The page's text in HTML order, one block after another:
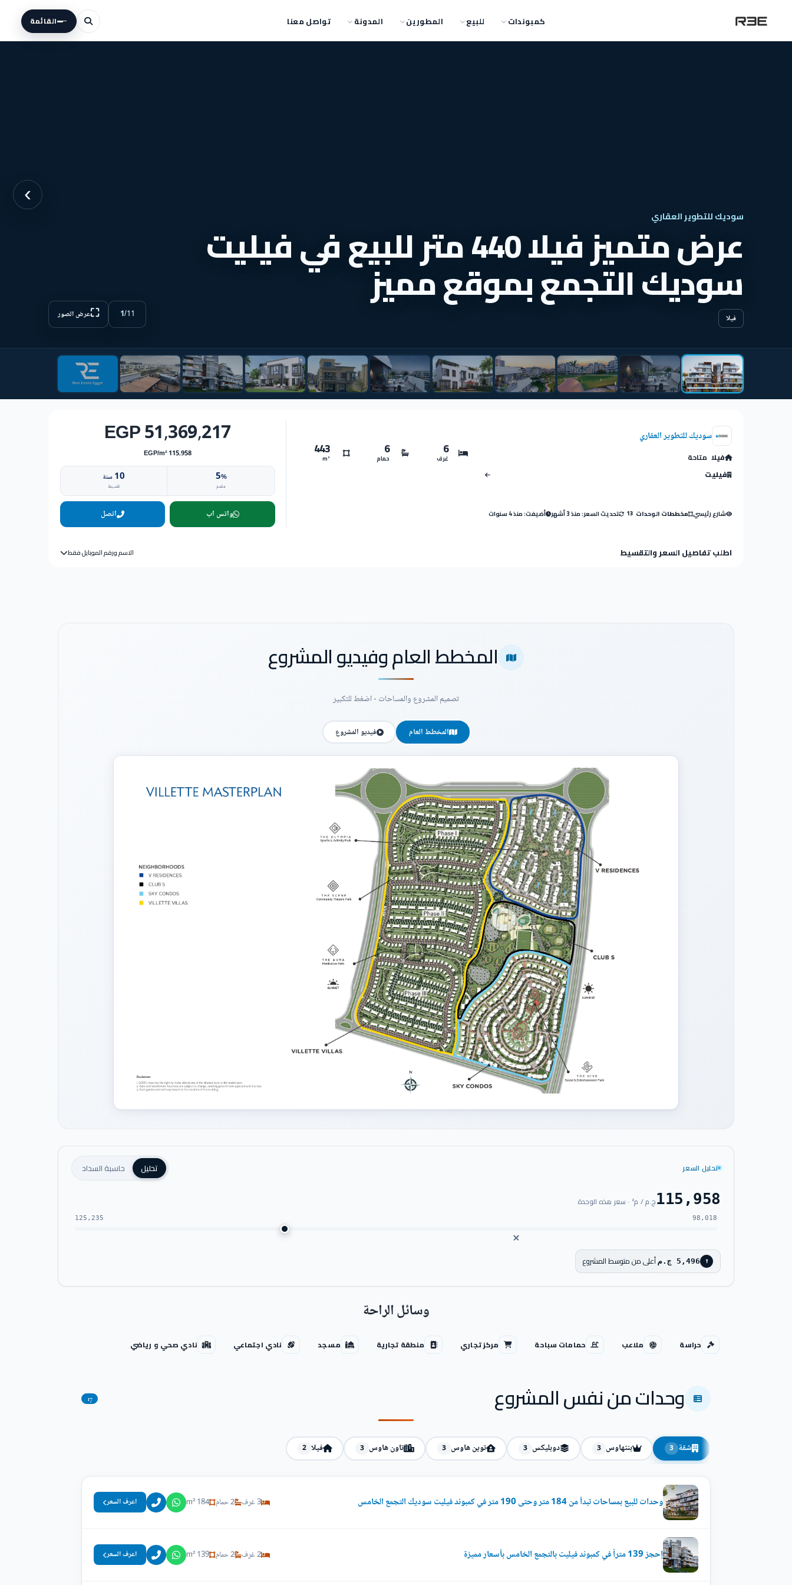
كمبوندات للبيع المطورين المدونة تواصل معنا القائمة
›
سوديك للتطوير العقاري عرض متميز فيلا 440 متر للبيع في فيليت
سوديك التجمع بموقع مميز
فيلا 1/11
⛶عرض الصور
سوديك للتطوير العقاري
فيلا متاحة
فيليت
6
غرف
6
حمام
443
m²
شارع رئيسي مخططات الوحدات 13 تحديث السعر: منذ 3 أشهر أضيفت: منذ 4 سنوات
51,369,217 EGP
115,958 EGP/m²
5%
مقدم
10 سنة
تقسيط
واتس اب اتصل
اطلب تفاصيل السعر والتقسيط الاسم ورقم الموبايل فقط
المخطط العام وفيديو المشروع
تصميم المشروع والمساحات - اضغط للتكبير
المخطط العام فيديو المشروع
تحليل السعر تحليل حاسبة السداد
115,958ج.م / م² · سعر هذه الوحدة
98,018
125,235
↑ 5,496 ج.م أعلى من متوسط المشروع
وسائل الراحة
حراسة ملاعب حمامات سباحة مركز تجاري منطقة تجارية مسجد نادي اجتماعي نادي صحي و رياضي
وحدات من نفس المشروع 17
شقة 3 بنتهاوس 3 دوبليكس 3 توين هاوس 3 تاون هاوس 3 فيلا 2
وحدات للبيع بمساحات تبدأ من 184 متر وحتى 190 متر في كمبوند فيليت سوديك التجمع الخامس 3 غرف 2 حمام 184 m² اعرف السعر
إحجز 139 متراً في كمبوند فيليت بالتجمع الخامس بأسعار مميزة 2 غرف 2 حمام 139 m² اعرف السعر